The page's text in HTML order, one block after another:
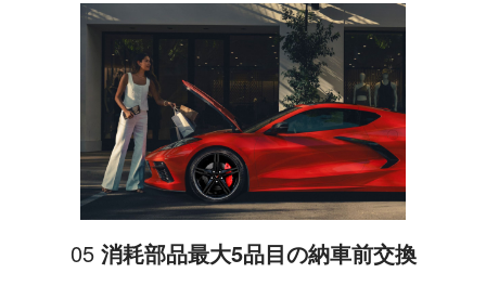
05 消耗部品最大5品目の納車前交換